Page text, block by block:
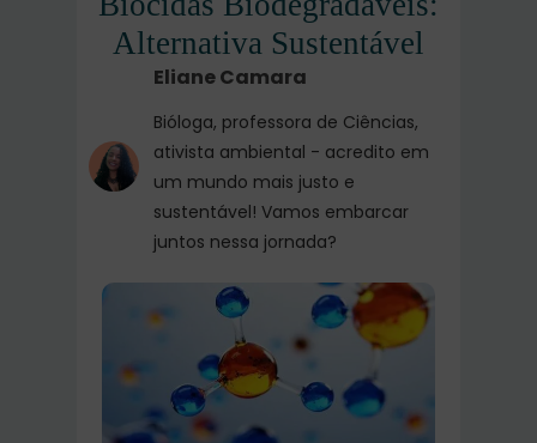
Alternativa Sustentável
Eliane Camara
Bióloga, professora de Ciências,
ativista ambiental - acredito em
um mundo mais justo e
sustentável! Vamos embarcar
juntos nessa jornada?